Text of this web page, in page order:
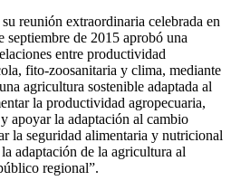
reunión extraordinaria celebrada en
de 2015 aprobó una
entre productividad
fito-zoosanitaria y clima, mediante
agricultura sostenible adaptada al
la productividad agropecuaria,
apoyar la adaptación al cambio
la seguridad alimentaria y nutricional
adaptación de la agricultura al
regional”.